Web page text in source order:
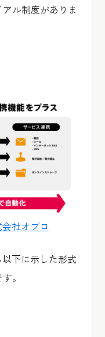
ル制度がありま
社オプロ
下に示した形式
。